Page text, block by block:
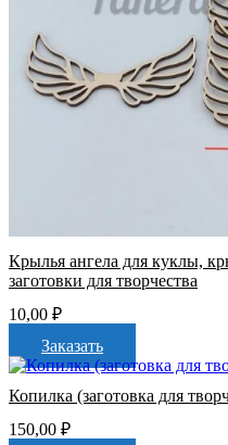
Крылья ангела для куклы,
заготовки для творчества
10,00 ₽
Заказать
Копилка (заготовка для
150,00 ₽